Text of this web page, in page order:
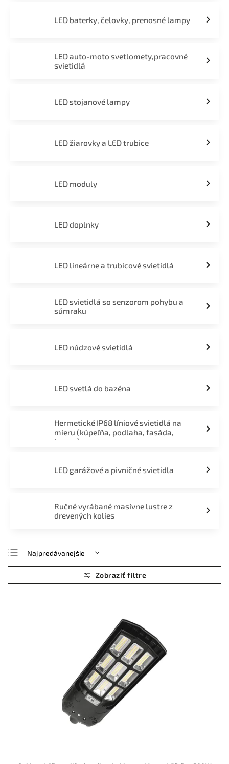
LED baterky, čelovky, prenosné lampy
LED auto-moto svetlomety,pracovné
svietidlá
LED stojanové lampy
LED žiarovky a LED trubice
LED moduly
LED doplnky
LED lineárne a trubicové svietidlá
LED svietidlá so senzorom pohybu a
súmraku
LED núdzové svietidlá
LED svetlá do bazéna
Hermetické IP68 líniové svietidlá na
mieru (kúpeľňa, podlaha, fasáda,
terasa)
LED garážové a pivničné svietidla
Ručné vyrábané masívne lustre z
drevených kolies
Najpredávanejšie
Najlacnejšie
Najdrahšie